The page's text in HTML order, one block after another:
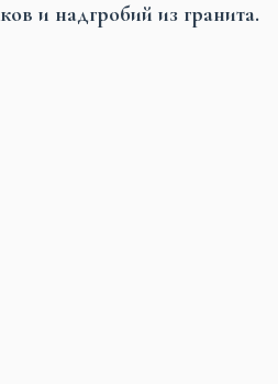
и надгробий из гранита.